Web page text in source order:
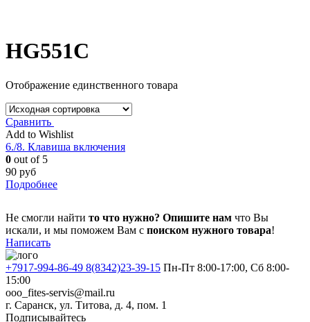
HG551C
Отображение единственного товара
Сравнить
Add to Wishlist
6./8. Клавиша включения
0 out of 5
90 руб
Подробнее
Не смогли найти то что нужно? Опишите нам что Вы
искали, и мы поможем Вам с поиском нужного товара!
Написать
+7917-994-86-49 8(8342)23-39-15 Пн-Пт 8:00-17:00, Сб 8:00-
15:00
ooo_fites-servis@mail.ru
г. Саранск, ул. Титова, д. 4, пом. 1
Подписывайтесь